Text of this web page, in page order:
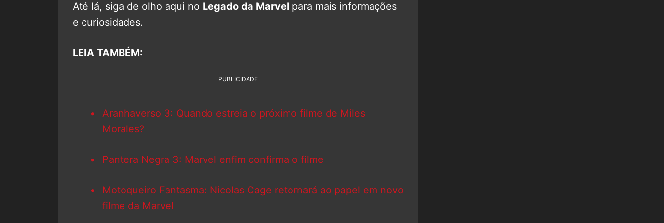
Até lá, siga de olho aqui no Legado da Marvel para mais informações
e curiosidades.
LEIA TAMBÉM:
PUBLICIDADE
Aranhaverso 3: Quando estreia o próximo filme de Miles
Morales?
Pantera Negra 3: Marvel enfim confirma o filme
Motoqueiro Fantasma: Nicolas Cage retornará ao papel em novo
filme da Marvel